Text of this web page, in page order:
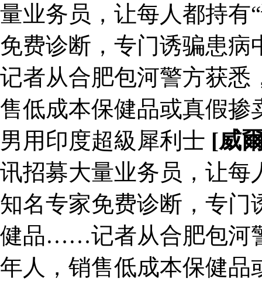
量业务员，让每人都持有
免费诊断，专门诱骗患
记者从合肥包河警方获悉
售低成本保健品或真假掺
男用印度超級犀利士 [威
讯招募大量业务员，让每
知名专家免费诊断，专门
健品……记者从合肥包河
年人，销售低成本保健品